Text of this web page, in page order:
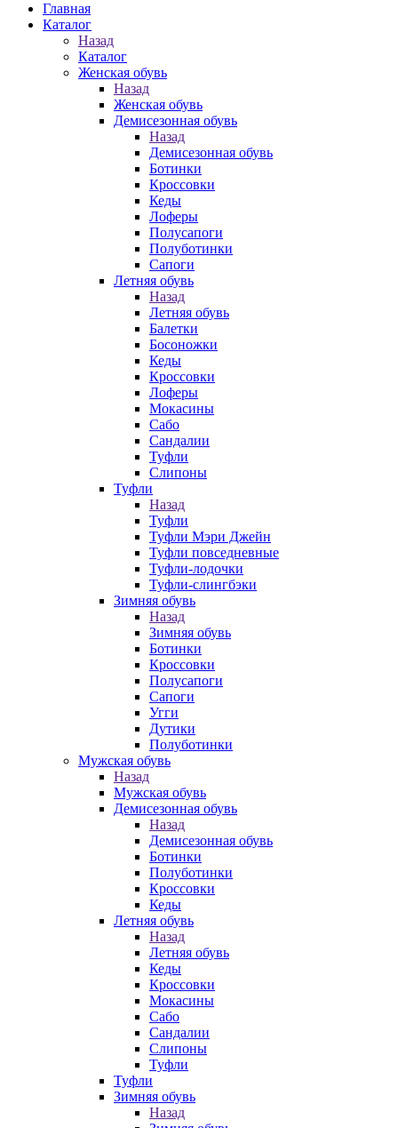
Главная
Каталог
Назад
Каталог
Женская обувь
Назад
Женская обувь
Демисезонная обувь
Назад
Демисезонная обувь
Ботинки
Кроссовки
Кеды
Лоферы
Полусапоги
Полуботинки
Сапоги
Летняя обувь
Назад
Летняя обувь
Балетки
Босоножки
Кеды
Кроссовки
Лоферы
Мокасины
Сабо
Сандалии
Туфли
Слипоны
Туфли
Назад
Туфли
Туфли Мэри Джейн
Туфли повседневные
Туфли-лодочки
Туфли-слингбэки
Зимняя обувь
Назад
Зимняя обувь
Ботинки
Кроссовки
Полусапоги
Сапоги
Угги
Дутики
Полуботинки
Мужская обувь
Назад
Мужская обувь
Демисезонная обувь
Назад
Демисезонная обувь
Ботинки
Полуботинки
Кроссовки
Кеды
Летняя обувь
Назад
Летняя обувь
Кеды
Кроссовки
Мокасины
Сабо
Сандалии
Слипоны
Туфли
Туфли
Зимняя обувь
Назад